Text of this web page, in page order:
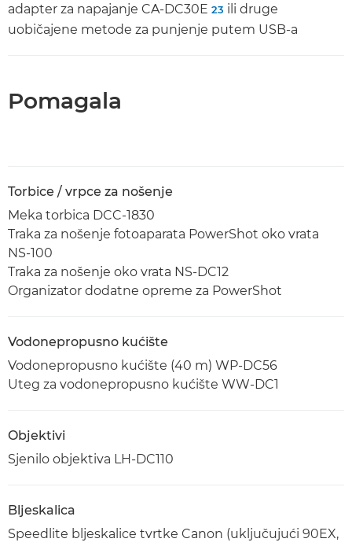
adapter za napajanje CA-DC30E 23 ili druge
uobičajene metode za punjenje putem USB-a
Pomagala
Torbice / vrpce za nošenje
Meka torbica DCC-1830
Traka za nošenje fotoaparata PowerShot oko vrata
NS-100
Traka za nošenje oko vrata NS-DC12
Organizator dodatne opreme za PowerShot
Vodonepropusno kućište
Vodonepropusno kućište (40 m) WP-DC56
Uteg za vodonepropusno kućište WW-DC1
Objektivi
Sjenilo objektiva LH-DC110
Bljeskalica
Speedlite bljeskalice tvrtke Canon (uključujući 90EX,